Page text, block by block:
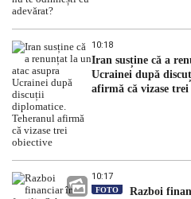
10:18
Iran susține că a
Ucrainei după
afirmă că vizase trei
10:17
FOTO
Razboi